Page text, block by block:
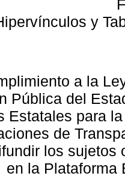
y
a la
Pública del
Estatales para
de
los sujetos
en la Plataforma